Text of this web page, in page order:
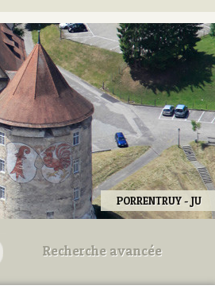
PORRENTRUY - JU
Recherche avancée
Utilisez les champs ci-dessous